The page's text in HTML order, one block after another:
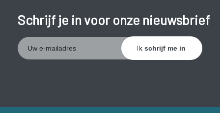
Schrijf je in voor onze nieuwsbrief